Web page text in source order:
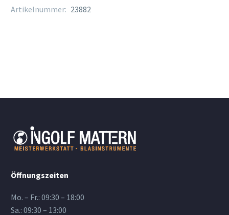
Menge
Artikelnummer: 23882
Öffnungszeiten
Mo. – Fr.: 09:30 – 18:00
Sa.: 09:30 – 13:00